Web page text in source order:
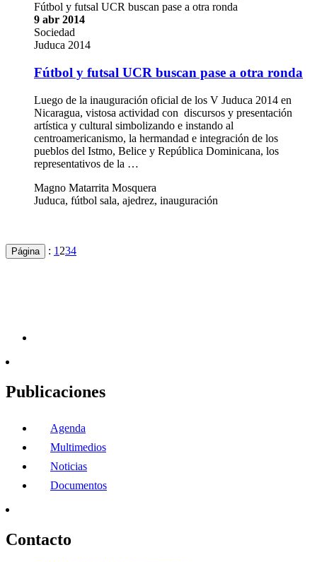
Fútbol y futsal UCR buscan pase a otra ronda
9 abr 2014
Sociedad
Juduca 2014
Fútbol y futsal UCR buscan pase a otra ronda
Luego de la inauguración oficial de los V Juduca 2014 en
Nicaragua, vistosa actividad con discursos y presentación
artística y cultural simbolizando e instando al
centroamericanismo, la hermandad e integración de los
pueblos del Istmo, Belice y República Dominicana, los
representativos de la …
Magno Matarrita Mosquera
Juduca, fútbol sala, ajedrez, inauguración
Página : 1 234
Publicaciones
Agenda
Multimedios
Noticias
Documentos
Contacto